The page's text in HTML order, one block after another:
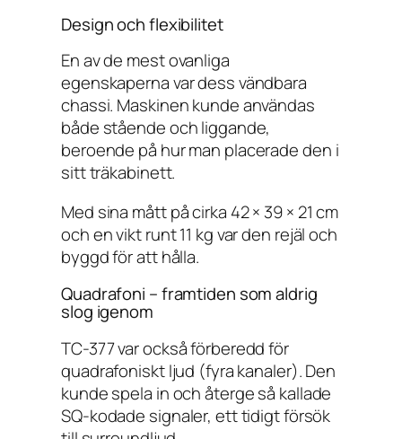
Design och flexibilitet
En av de mest ovanliga
egenskaperna var dess vändbara
chassi. Maskinen kunde användas
både stående och liggande,
beroende på hur man placerade den i
sitt träkabinett.
Med sina mått på cirka 42 × 39 × 21 cm
och en vikt runt 11 kg var den rejäl och
byggd för att hålla.
Quadrafoni – framtiden som aldrig
slog igenom
TC-377 var också förberedd för
quadrafoniskt ljud (fyra kanaler). Den
kunde spela in och återge så kallade
SQ-kodade signaler, ett tidigt försök